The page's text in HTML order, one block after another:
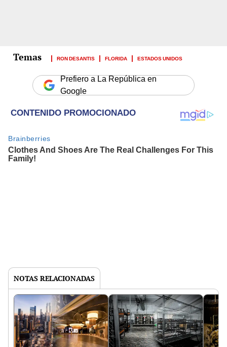
RON DESANTIS FLORIDA ESTADOS UNIDOS
Prefiero a La República en
Google
NOTAS RELACIONADAS